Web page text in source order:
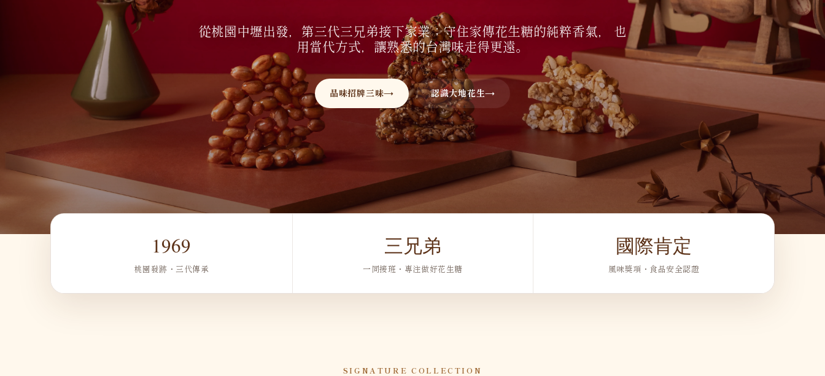
從桃園中壢出發，第三代三兄弟接下家業；守住家傳花生糖的純粹香氣， 也
用當代方式，讓熟悉的台灣味走得更遠。
品味招牌三味 認識大地花生
1969
桃園發跡・三代傳承
三兄弟
一同接班・專注做好花生糖
國際肯定
風味獎項・食品安全認證
SIGNATURE COLLECTION